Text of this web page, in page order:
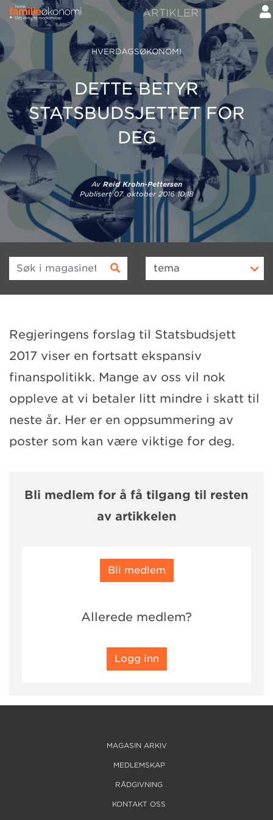
ARTIKLER
HVERDAGSØKONOMI
DETTE BETYR
STATSBUDSJETTET FOR
DEG
Av Reid Krohn-Pettersen
Publisert07. oktober 2016 10:18
Søk i magasinet tema
Regjeringens forslag til Statsbudsjett
2017 viser en fortsatt ekspansiv
finanspolitikk. Mange av oss vil nok
oppleve at vi betaler litt mindre i skatt til
neste år. Her er en oppsummering av
poster som kan være viktige for deg.
Bli medlem for å få tilgang til resten
av artikkelen
Bli medlem
Allerede medlem?
Logg inn
MAGASIN ARKIV
MEDLEMSKAP
RÅDGIVNING
KONTAKT OSS